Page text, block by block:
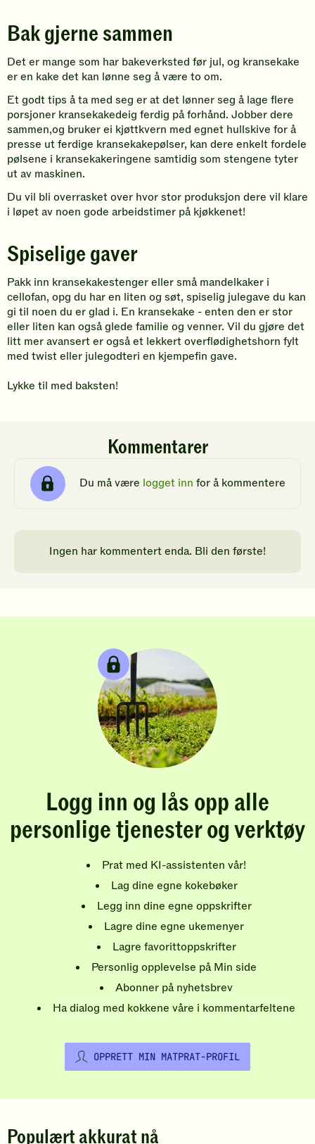
Bak gjerne sammen
Det er mange som har bakeverksted før jul, og kransekake
er en kake det kan lønne seg å være to om.
Et godt tips å ta med seg er at det lønner seg å lage flere
porsjoner kransekakedeig ferdig på forhånd. Jobber dere
sammen,og bruker ei kjøttkvern med egnet hullskive for å
presse ut ferdige kransekakepølser, kan dere enkelt fordele
pølsene i kransekakeringene samtidig som stengene tyter
ut av maskinen.
Du vil bli overrasket over hvor stor produksjon dere vil klare
i løpet av noen gode arbeidstimer på kjøkkenet!
Spiselige gaver
Pakk inn kransekakestenger eller små mandelkaker i
cellofan, opg du har en liten og søt, spiselig julegave du kan
gi til noen du er glad i. En kransekake - enten den er stor
eller liten kan også glede familie og venner. Vil du gjøre det
litt mer avansert er også et lekkert overflødighetshorn fylt
med twist eller julegodteri en kjempefin gave.
Lykke til med baksten!
Kommentarer
Du må være logget inn for å kommentere
Ingen har kommentert enda. Bli den første!
Logg inn og lås opp alle
personlige tjenester og verktøy
Prat med KI-assistenten vår!
Lag dine egne kokebøker
Legg inn dine egne oppskrifter
Lagre dine egne ukemenyer
Lagre favorittoppskrifter
Personlig opplevelse på Min side
Abonner på nyhetsbrev
Ha dialog med kokkene våre i kommentarfeltene
OPPRETT MIN MATPRAT-PROFIL
Populært akkurat nå